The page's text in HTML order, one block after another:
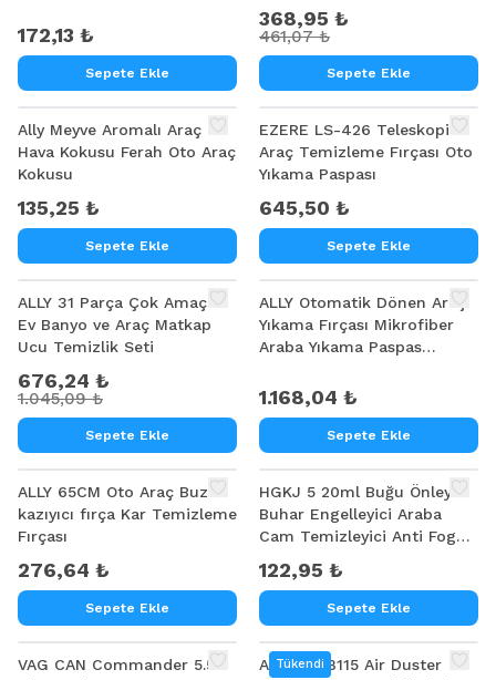
172,13 ₺
Sepete Ekle
368,95 ₺
461,07 ₺
Sepete Ekle
Ally Meyve Aromalı Araç
Hava Kokusu Ferah Oto Araç
Kokusu
135,25 ₺
Sepete Ekle
EZERE LS-426 Teleskopik
Araç Temizleme Fırçası Oto
Yıkama Paspası
645,50 ₺
Sepete Ekle
ALLY 31 Parça Çok Amaçlı
Ev Banyo ve Araç Matkap
Ucu Temizlik Seti
676,24 ₺
1.045,09 ₺
Sepete Ekle
ALLY Otomatik Dönen Araç
Yıkama Fırçası Mikrofiber
Araba Yıkama Paspas
1.168,04 ₺
Sepete Ekle
ALLY 65CM Oto Araç Buz
kazıyıcı fırça Kar Temizleme
Fırçası
276,64 ₺
Sepete Ekle
HGKJ 5 20ml Buğu Önleyici
Buhar Engelleyici Araba
Cam Temizleyici Anti Fog
122,95 ₺
Sepete Ekle
VAG CAN Commander 5.5+
Tükendi
ALLY ST-8115 Air Duster